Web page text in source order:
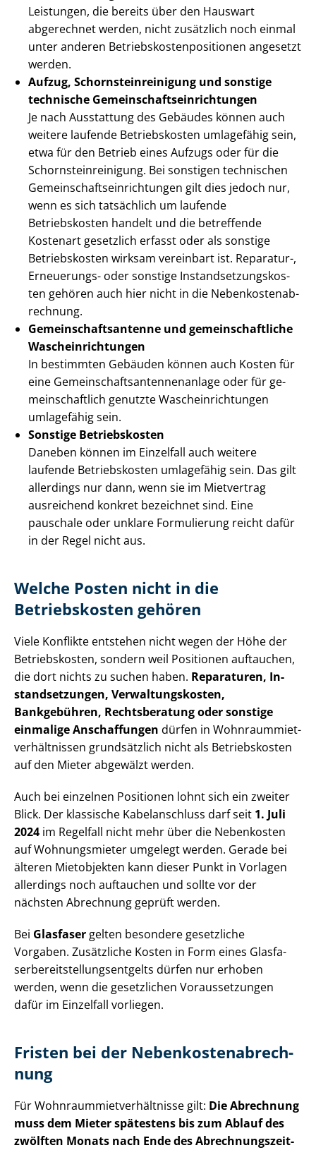
Leistungen, die bereits über den Hauswart
abgerechnet werden, nicht zusätzlich noch einmal
unter anderen Be­triebs­kos­ten­po­si­tio­nen angesetzt
werden.
Aufzug, Schorn­stein­rei­ni­gung und sonstige
technische Ge­mein­schafts­ein­rich­tun­gen
Je nach Ausstattung des Gebäudes können auch
weitere laufende Betriebskosten umlagefähig sein,
etwa für den Betrieb eines Aufzugs oder für die
Schorn­stein­rei­ni­gung. Bei sonstigen technischen
Ge­mein­schafts­ein­rich­tun­gen gilt dies jedoch nur,
wenn es sich tatsächlich um laufende
Betriebskosten handelt und die betreffende
Kostenart gesetzlich erfasst oder als sonstige
Betriebskosten wirksam vereinbart ist. Reparatur-,
Erneuerungs- oder sonstige In­stand­set­zungs­kos­
ten gehören auch hier nicht in die Ne­ben­kos­ten­ab­
rech­nung.
Ge­mein­schafts­an­ten­ne und ge­mein­schaft­li­che
Wasch­ein­rich­tun­gen
In bestimmten Gebäuden können auch Kosten für
eine Ge­mein­schafts­an­ten­nen­an­la­ge oder für ge­
mein­schaft­lich genutzte Wasch­ein­rich­tun­gen
umlagefähig sein.
Sonstige Betriebskosten
Daneben können im Einzelfall auch weitere
laufende Betriebskosten umlagefähig sein. Das gilt
allerdings nur dann, wenn sie im Mietvertrag
ausreichend konkret bezeichnet sind. Eine
pauschale oder unklare Formulierung reicht dafür
in der Regel nicht aus.
Welche Posten nicht in die
Betriebskosten gehören
Viele Konflikte entstehen nicht wegen der Höhe der
Betriebskosten, sondern weil Positionen auftauchen,
die dort nichts zu suchen haben. Reparaturen, In­
stand­set­zun­gen, Ver­wal­tungs­kos­ten,
Bankgebühren, Rechtsberatung oder sonstige
einmalige Anschaffungen dürfen in Wohn­raum­miet­
ver­hält­nis­sen grundsätzlich nicht als Betriebskosten
auf den Mieter abgewälzt werden.
Auch bei einzelnen Positionen lohnt sich ein zweiter
Blick. Der klassische Kabelanschluss darf seit 1. Juli
2024 im Regelfall nicht mehr über die Nebenkosten
auf Wohnungsmieter umgelegt werden. Gerade bei
älteren Mietobjekten kann dieser Punkt in Vorlagen
allerdings noch auftauchen und sollte vor der
nächsten Abrechnung geprüft werden.
Bei Glasfaser gelten besondere gesetzliche
Vorgaben. Zusätzliche Kosten in Form eines Glas­fa­
ser­be­reit­stel­lungs­ent­gelts dürfen nur erhoben
werden, wenn die gesetzlichen Voraussetzungen
dafür im Einzelfall vorliegen.
Fristen bei der Ne­ben­kos­ten­ab­rech­
nung
Für Wohn­raum­miet­ver­hält­nis­se gilt: Die Abrechnung
muss dem Mieter spätestens bis zum Ablauf des
zwölften Monats nach Ende des Ab­rech­nungs­zeit­